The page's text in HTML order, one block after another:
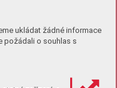
ukládat žádné informace
požádali o souhlas s
a